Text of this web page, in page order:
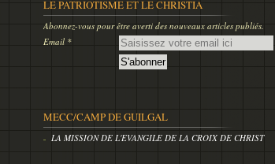
LE PATRIOTISME ET LE CHRISTIA
Abonnez-vous pour être averti des nouveaux articles publiés.
Email
MECC/CAMP DE GUILGAL
LA MISSION DE L'EVANGILE DE LA CROIX DE CHRIST